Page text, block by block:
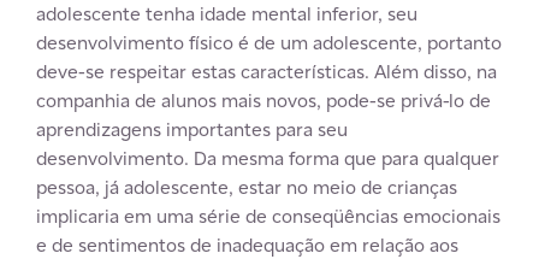
adolescente tenha idade mental inferior, seu
desenvolvimento físico é de um adolescente, portanto
deve-se respeitar estas características. Além disso, na
companhia de alunos mais novos, pode-se privá-lo de
aprendizagens importantes para seu
desenvolvimento. Da mesma forma que para qualquer
pessoa, já adolescente, estar no meio de crianças
implicaria em uma série de conseqüências emocionais
e de sentimentos de inadequação em relação aos